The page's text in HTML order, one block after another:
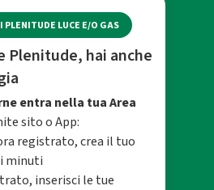
PLENITUDE LUCE E/O GAS
Plenitude, hai anche
entra nella tua Area
sito o App:
registrato, crea il tuo
minuti
inserisci le tue